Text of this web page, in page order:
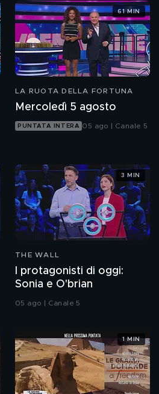
LA RUOTA DELLA FORTUNA
Mercoledì 5 agosto
PUNTATA INTERA 05 ago | Canale 5
61 MIN
THE WALL
I protagonisti di oggi:
Sonia e O'brian
05 ago | Canale 5
3 MIN
1 MIN